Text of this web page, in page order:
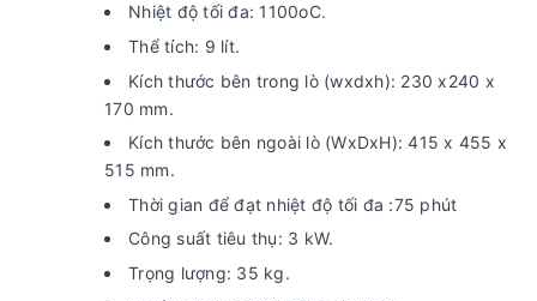
Nhiệt độ tối đa: 1100oC.
Thể tích: 9 lít.
Kích thước bên trong lò (wxdxh): 230 x240 x
170 mm.
Kích thước bên ngoài lò (WxDxH): 415 x 455 x
515 mm.
Thời gian để đạt nhiệt độ tối đa :75 phút
Công suất tiêu thụ: 3 kW.
Trọng lượng: 35 kg.